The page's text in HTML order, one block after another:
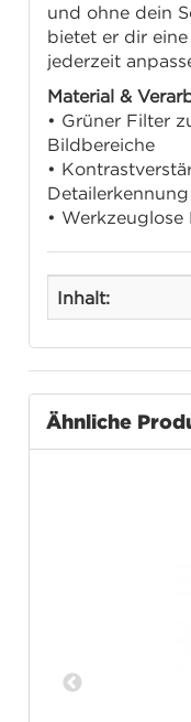
und ohne dein
bietet er dir
jederzeit
Material &
• Grüner Filter
Bildbereiche
•
Detailerkennung
•
Inhalt:
Ähnliche